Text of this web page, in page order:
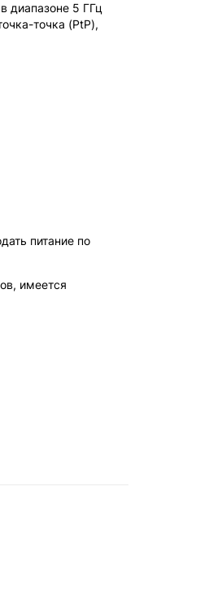
диапазоне 5 ГГц
точка (PtP),
питание по
имеется